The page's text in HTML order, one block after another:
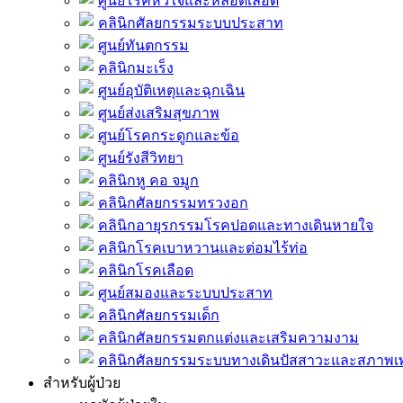
คลินิกศัลยกรรมระบบประสาท
ศูนย์ทันตกรรม
คลินิกมะเร็ง
ศูนย์อุบัติเหตุและฉุกเฉิน
ศูนย์ส่งเสริมสุขภาพ
ศูนย์โรคกระดูกและข้อ
ศูนย์รังสีวิทยา
คลินิกหู คอ จมูก
คลินิกศัลยกรรมทรวงอก
คลินิกอายุรกรรมโรคปอดและทางเดินหายใจ
คลินิกโรคเบาหวานและต่อมไร้ท่อ
คลินิกโรคเลือด
ศูนย์สมองและระบบประสาท
คลินิกศัลยกรรมเด็ก
คลินิกศัลยกรรมตกแต่งและเสริมความงาม
คลินิกศัลยกรรมระบบทางเดินปัสสาวะและสภาพเ
สำหรับผู้ป่วย